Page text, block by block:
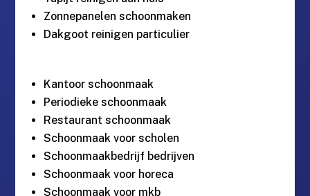
Zonnepanelen schoonmaken
Dakgoot reinigen particulier
Kantoor schoonmaak
Periodieke schoonmaak
Restaurant schoonmaak
Schoonmaak voor scholen
Schoonmaakbedrijf bedrijven
Schoonmaak voor horeca
Schoonmaak voor mkb